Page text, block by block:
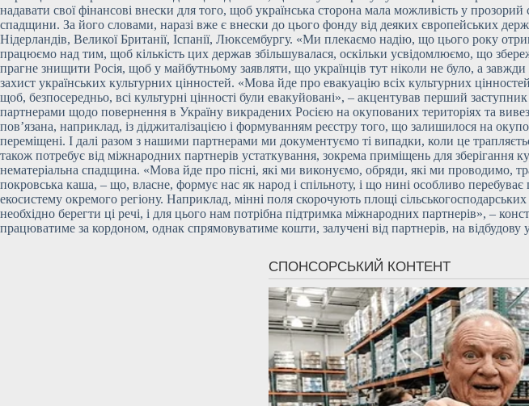
надавати свої фінансові внески для того, щоб українська сторона мала можливість у
спадщини. За його словами, наразі вже є внески до цього фонду від деяких європейських
Нідерландів, Великої Британії, Іспанії, Люксембургу. «Ми плекаємо надію, що цього року
працюємо над тим, щоб кількість цих держав збільшувалася, оскільки усвідомлюємо, що
прагне знищити Росія, щоб у майбутньому заявляти, що українців тут ніколи не було, а
захист українських культурних цінностей. «Мова йде про евакуацію всіх культурних
щоб, безпосередньо, всі культурні цінності були евакуйовані», – акцентував перший
партнерами щодо повернення в Україну викрадених Росією на окупованих територіях та
пов’язана, наприклад, із діджиталізацією і формуванням реєстру того, що залишилося на
переміщені. І далі разом з нашими партнерами ми документуємо ті випадки, коли це
також потребує від міжнародних партнерів устаткування, зокрема приміщень для зберігання
нематеріальна спадщина. «Мова йде про пісні, які ми виконуємо, обряди, які ми проводимо,
покровська каша, – що, власне, формує нас як народ і спільноту, і що нині особливо
екосистему окремого регіону. Наприклад, мінні поля скорочують площі
необхідно берегти ці речі, і для цього нам потрібна підтримка міжнародних партнерів», –
працюватиме за кордоном, однак спрямовуватиме кошти, залучені від партнерів, на